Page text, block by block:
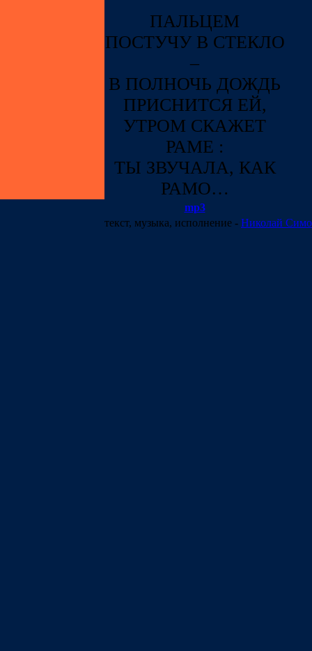
ПАЛЬЦЕМ
ПОСТУЧУ В СТЕКЛО
–
В ПОЛНОЧЬ ДОЖДЬ
ПРИСНИТСЯ ЕЙ,
УТРОМ СКАЖЕТ
РАМЕ :
ТЫ ЗВУЧАЛА, КАК
РАМО…
mp3
текст, музыка, исполнение - Николай